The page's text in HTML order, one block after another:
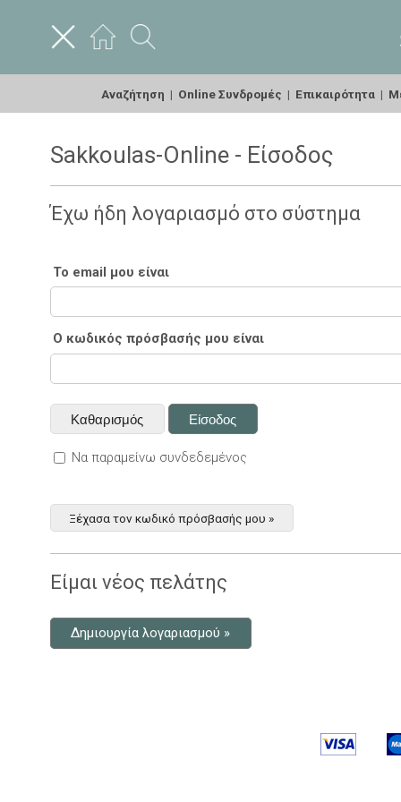
Αναζήτηση | Online Συνδρομές | Επικαιρότητα |
Sakkoulas-Online - Είσοδος
Έχω ήδη λογαριασμό στο σύστημα
Το email μου είναι
Ο κωδικός πρόσβασής μου είναι
Να παραμείνω συνδεδεμένος
Ξέχασα τον κωδικό πρόσβασής μου »
Είμαι νέος πελάτης
Δημιουργία λογαριασμού »